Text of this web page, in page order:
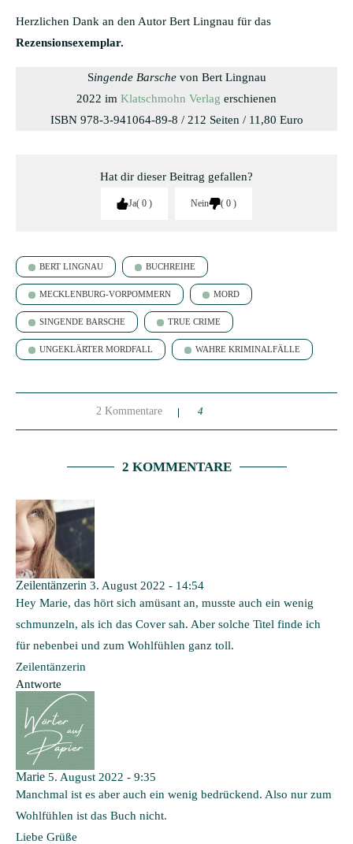
Herzlichen Dank an den Autor Bert Lingnau für das
Rezensionsexemplar.
Singende Barsche von Bert Lingnau
2022 im Klatschmohn Verlag erschienen
ISBN 978-3-941064-89-8 / 212 Seiten / 11,80 Euro
Hat dir dieser Beitrag gefallen?
Ja 0 Nein 0
BERT LINGNAU BUCHREIHE
MECKLENBURG-VORPOMMERN MORD
SINGENDE BARSCHE TRUE CRIME
UNGEKLÄRTER MORDFALL WAHRE KRIMINALFÄLLE
2 Kommentare 4
2 KOMMENTARE
Zeilentänzerin 3. August 2022 - 14:54
Hey Marie, das hört sich amüsant an, musste auch ein wenig
schmunzeln, als ich das Cover sah. Aber solche Titel finde ich
für nebenbei und zum Wohlfühlen ganz toll.
Zeilentänzerin
Antworte
Marie 5. August 2022 - 9:35
Manchmal ist es aber auch ein wenig bedrückend. Also nur zum
Wohlfühlen ist das Buch nicht.
Liebe Grüße